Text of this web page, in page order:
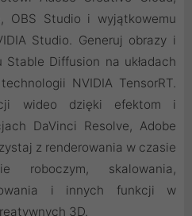
OBS Studio i wyjątkowemu
Studio. Generuj obrazy i
Diffusion na układach
NVIDIA TensorRT.
wideo dzięki efektom i
DaVinci Resolve, Adobe
z renderowania w czasie
roboczym, skalowania,
i innych funkcji w
3D.